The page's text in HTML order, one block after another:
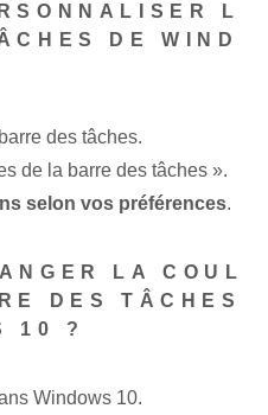
L
DE WIND
des tâches.
de la barre des tâches ».
selon vos préférences.
LA COUL
DES TÂCHES
10 ?
Windows 10.